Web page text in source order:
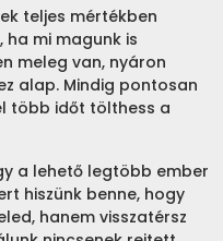
teljes mértékben
ha mi magunk is
meleg van, nyáron
alap. Mindig pontosan
több időt tölthess a
a lehető legtöbb ember
hiszünk benne, hogy
hanem visszatérsz